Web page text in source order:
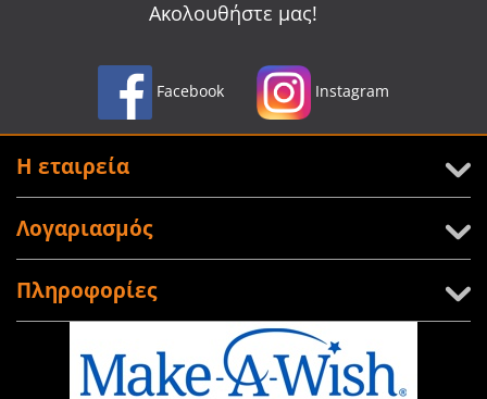
Ακολουθήστε μας!
Facebook Instagram
Η εταιρεία
Λογαριασμός
Πληροφορίες